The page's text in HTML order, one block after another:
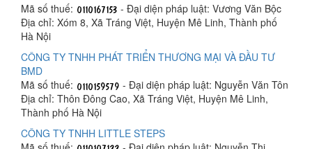
Mã số thuế:
- Đại diện pháp luật: Vương Văn Bộc
Địa chỉ: Xóm 8, Xã Tráng Việt, Huyện Mê Linh, Thành phố
Hà Nội
CÔNG TY TNHH PHÁT TRIỂN THƯƠNG MẠI VÀ ĐẦU TƯ
BMD
Mã số thuế:
- Đại diện pháp luật: Nguyễn Văn Tôn
Địa chỉ: Thôn Đông Cao, Xã Tráng Việt, Huyện Mê Linh,
Thành phố Hà Nội
CÔNG TY TNHH LITTLE STEPS